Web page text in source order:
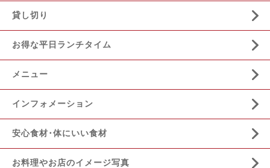
貸し切り
お得な平日ランチタイム
メニュー
インフォメーション
安心食材･体にいい食材
お料理やお店のイメージ写真